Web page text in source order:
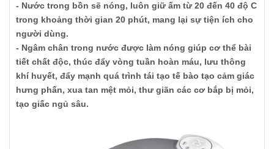
- Nước trong bồn sẽ nóng, luôn giữ ấm từ 20 đến 40 độ C
trong khoảng thời gian 20 phút, mang lại sự tiện ích cho
người dùng.
- Ngâm chân trong nước được làm nóng giúp cơ thể bài
tiết chất độc, thúc đẩy vòng tuần hoàn máu, lưu thông
khí huyết, đẩy mạnh quá trình tái tạo tế bào tạo cảm giác
hưng phấn, xua tan mệt mỏi, thư giãn các cơ bắp bị mỏi,
tạo giấc ngủ sâu.